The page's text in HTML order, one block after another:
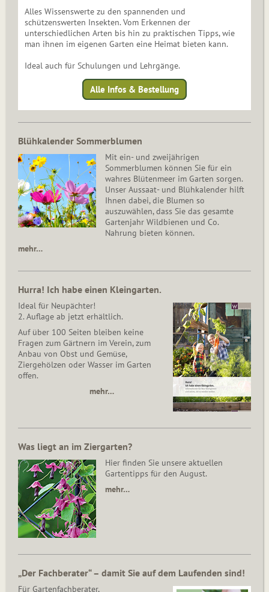
Alles Wissenswerte zu den spannenden und
schützenswerten Insekten. Vom Erkennen der
unterschiedlichen Arten bis hin zu praktischen Tipps, wie
man ihnen im eigenen Garten eine Heimat bieten kann.
Ideal auch für Schulungen und Lehrgänge.
Alle Infos & Bestellung
Blühkalender Sommerblumen
Mit ein- und zweijährigen
Sommerblumen können Sie für ein
wahres Blütenmeer im Garten sorgen.
Unser Aussaat- und Blühkalender hilft
Ihnen dabei, die Blumen so
auszuwählen, dass Sie das gesamte
Gartenjahr Wildbienen und Co.
Nahrung bieten können.
mehr…
Hurra! Ich habe einen Kleingarten.
Ideal für Neupächter!
2. Auflage ab jetzt erhältlich.
Auf über 100 Seiten bleiben keine
Fragen zum Gärtnern im Verein, zum
Anbau von Obst und Gemüse,
Ziergehölzen oder Wasser im Garten
offen.
mehr…
Was liegt an im Ziergarten?
Hier finden Sie unsere aktuellen
Gartentipps für den August.
mehr…
„Der Fachberater“ – damit Sie auf dem Laufenden sind!
Für Gartenfachberater,